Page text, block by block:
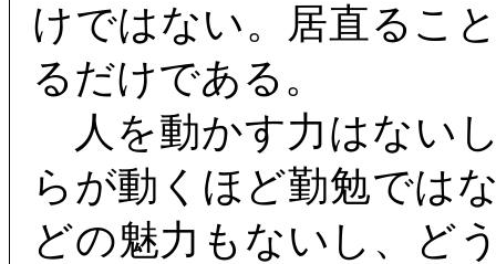
けではない。居直るこ
るだけである。
人を動かす力はない
らが動くほど勤勉では
どの魅力もないし、ど